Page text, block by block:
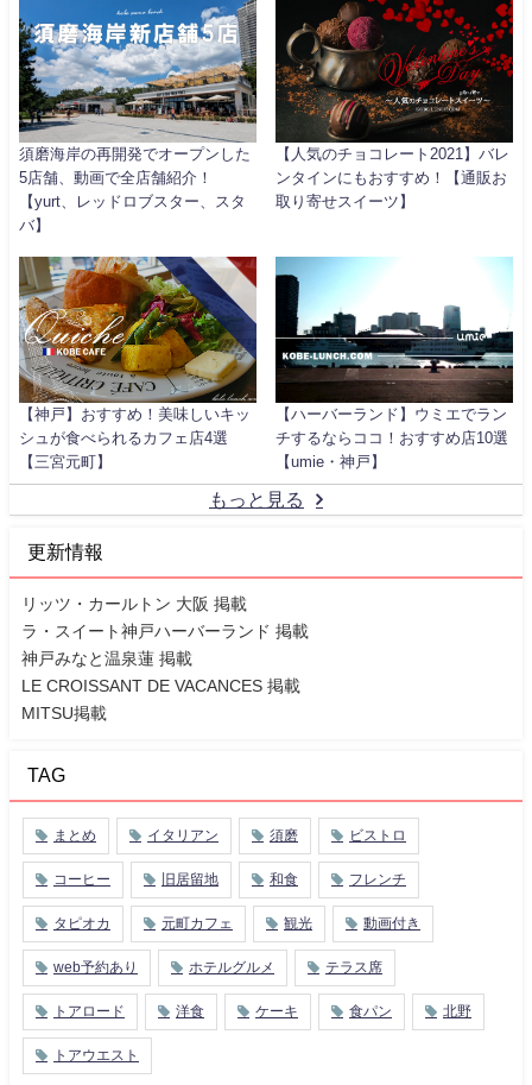
須磨海岸の再開発でオープンした
5店舗、動画で全店舗紹介！
【yurt、レッドロブスター、スタ
バ】
【人気のチョコレート2021】バレ
ンタインにもおすすめ！【通販お
取り寄せスイーツ】
【神戸】おすすめ！美味しいキッ
シュが食べられるカフェ店4選
【三宮元町】
【ハーバーランド】ウミエでラン
チするならココ！おすすめ店10選
【umie・神戸】
もっと見る
更新情報
リッツ・カールトン 大阪 掲載
ラ・スイート神戸ハーバーランド 掲載
神戸みなと温泉蓮 掲載
LE CROISSANT DE VACANCES 掲載
MITSU掲載
TAG
まとめ イタリアン 須磨 ビストロ
コーヒー 旧居留地 和食 フレンチ
タピオカ 元町カフェ 観光 動画付き
web予約あり ホテルグルメ テラス席
トアロード 洋食 ケーキ 食パン 北野
トアウエスト